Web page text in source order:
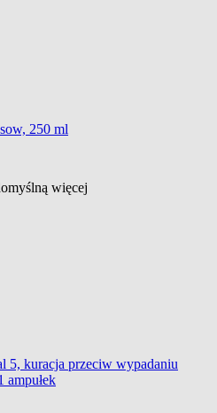
250 ml
więcej
5, kuracja przeciw wypadaniu
ampułek